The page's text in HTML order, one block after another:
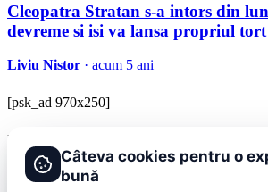
Cleopatra Stratan s-a intors din
devreme si isi va lansa propriul tort
Liviu Nistor · acum 5 ani
[psk_ad 970x250]
BRAVOnet
Showbiz, vedete si tot ce misca in lumea
Câteva cookies pentru o
bună